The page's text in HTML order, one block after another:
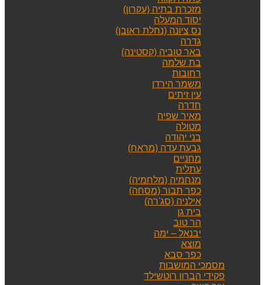
מזכרת בתיה (עקרון)
יסוד המעלה
נס ציונה (נחלת ראובן)
גדרה
באר טוביה (קסטינה)
בת שלמה
רחובות
משמר הירדן
עין זיתים
חדרה
מאיר שפיה
מטולה
בני יהודה
גבעת עדה (מראח)
מחניים
עתלית
מנחמיה (מלחמיה)
כפר תבור (מסחה)
אילניה (סג'רה)
בית גן
הר טוב
יבנאל – ימה
מוצא
כפר סבא
מסמכי המושבות
פקידי הברון רוטשילד